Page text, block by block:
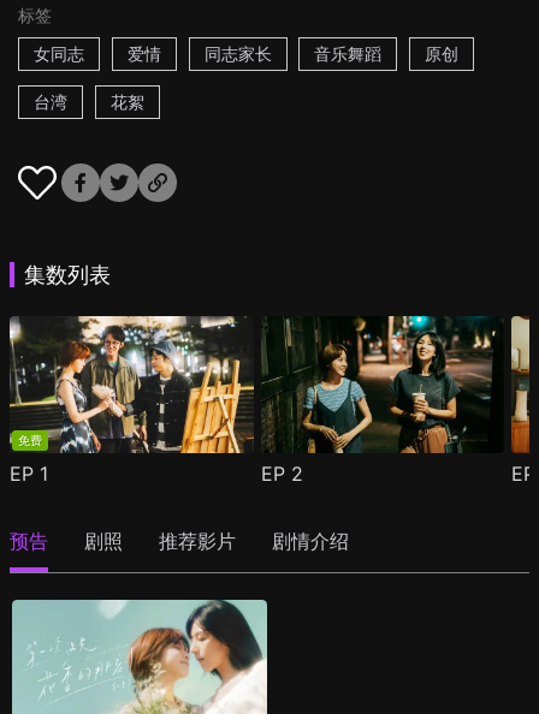
标签
女同志
爱情 同志家长 音乐舞蹈 原创
台湾 花絮
集数列表
免费
EP 1 EP 2
预告 剧照 推荐影片 剧情介绍